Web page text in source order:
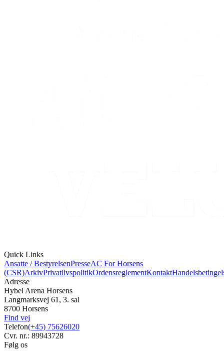
Quick Links
Ansatte / BestyrelsenPresseAC For Horsens
(CSR)ArkivPrivatlivspolitikOrdensreglementKontakt
Adresse
Hybel Arena Horsens
Langmarksvej 61, 3. sal
8700 Horsens
Find vej
Telefon(+45) 75626020
Cvr. nr.: 89943728
Følg os